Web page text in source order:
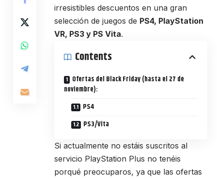
irresistibles descuentos en una gran
selección de juegos de PS4, PlayStation
VR, PS3 y PS Vita.
Contents
Ofertas del Black Friday (hasta el 27 de
noviembre):
PS4
PS3/Vita
Si actualmente no estáis suscritos al
servicio PlayStation Plus no tenéis
porqué preocuparos, ya que las ofertas